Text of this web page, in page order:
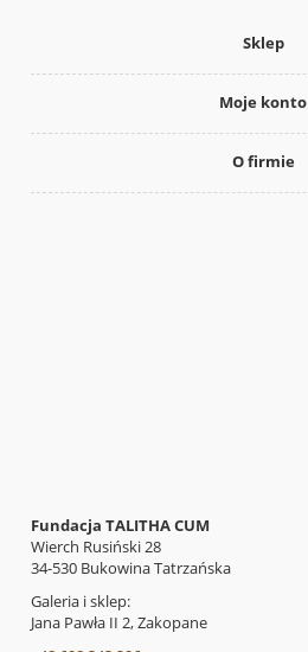
Sklep
Moje konto
O firmie
Fundacja TALITHA CUM
Wierch Rusiński 28
34-530 Bukowina Tatrzańska
Galeria i sklep:
Jana Pawła II 2, Zakopane